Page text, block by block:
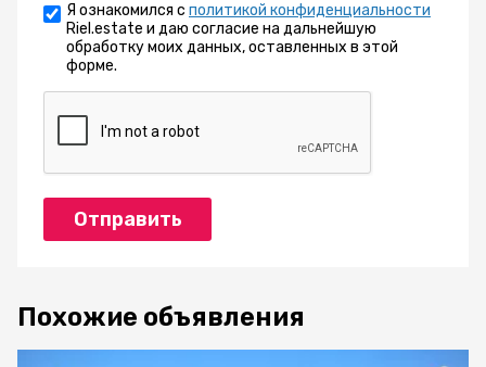
Я ознакомился с политикой конфиденциальности
Riel.estate и даю согласие на дальнейшую
обработку моих данных, оставленных в этой
форме.
Отправить
Похожие объявления